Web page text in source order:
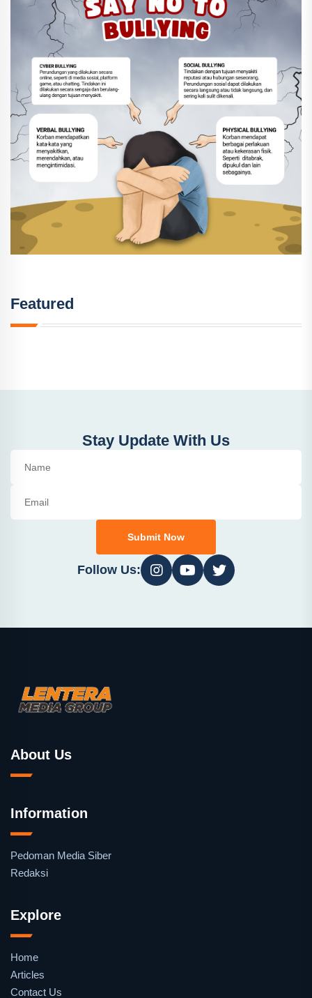
Featured
Stay Update With Us
Submit Now
Follow Us:
About Us
Information
Pedoman Media Siber
Redaksi
Explore
Home
Articles
Contact Us